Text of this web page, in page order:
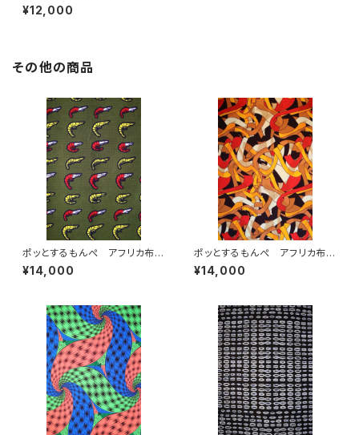
No.41
¥12,000
その他の商品
ポッとするもんぺ アフリカ布
No.84
¥14,000
ポッとするもんぺ アフリカ布
No.52
¥14,000